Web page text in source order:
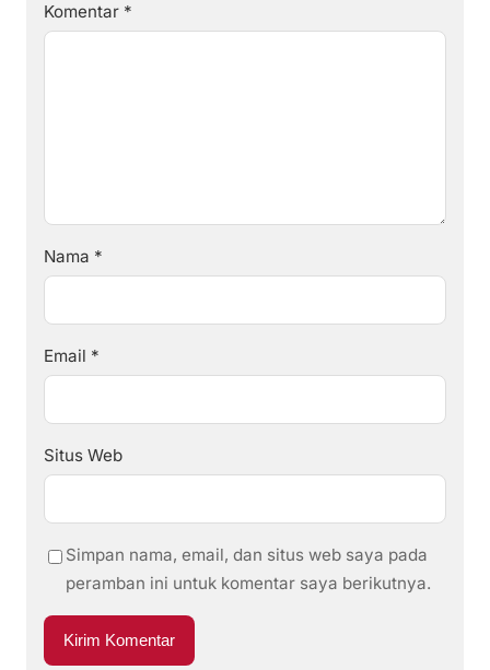
Komentar *
Nama *
Email *
Situs Web
Simpan nama, email, dan situs web saya pada
peramban ini untuk komentar saya berikutnya.